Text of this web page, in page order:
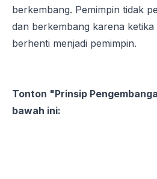
berkembang. Pemimpin tidak
dan berkembang karena
berhenti menjadi pemimpin.
Tonton "Prinsip
bawah ini: